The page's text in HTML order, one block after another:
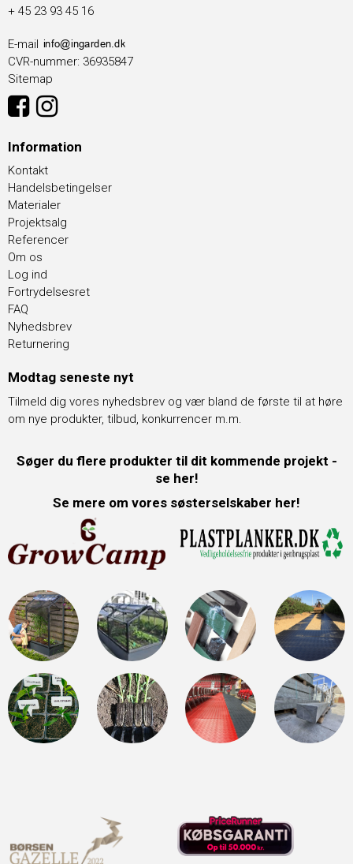
+ 45 23 93 45 16
E-mail
CVR-nummer: 36935847
Sitemap
Information
Kontakt
Handelsbetingelser
Materialer
Projektsalg
Referencer
Om os
Log ind
Fortrydelsesret
FAQ
Nyhedsbrev
Returnering
Modtag seneste nyt
Tilmeld dig vores nyhedsbrev og vær bland de første til at høre
om nye produkter, tilbud, konkurrencer m.m.
Søger du flere produkter til dit kommende projekt -
se her!
Se mere om vores søsterselskaber her!